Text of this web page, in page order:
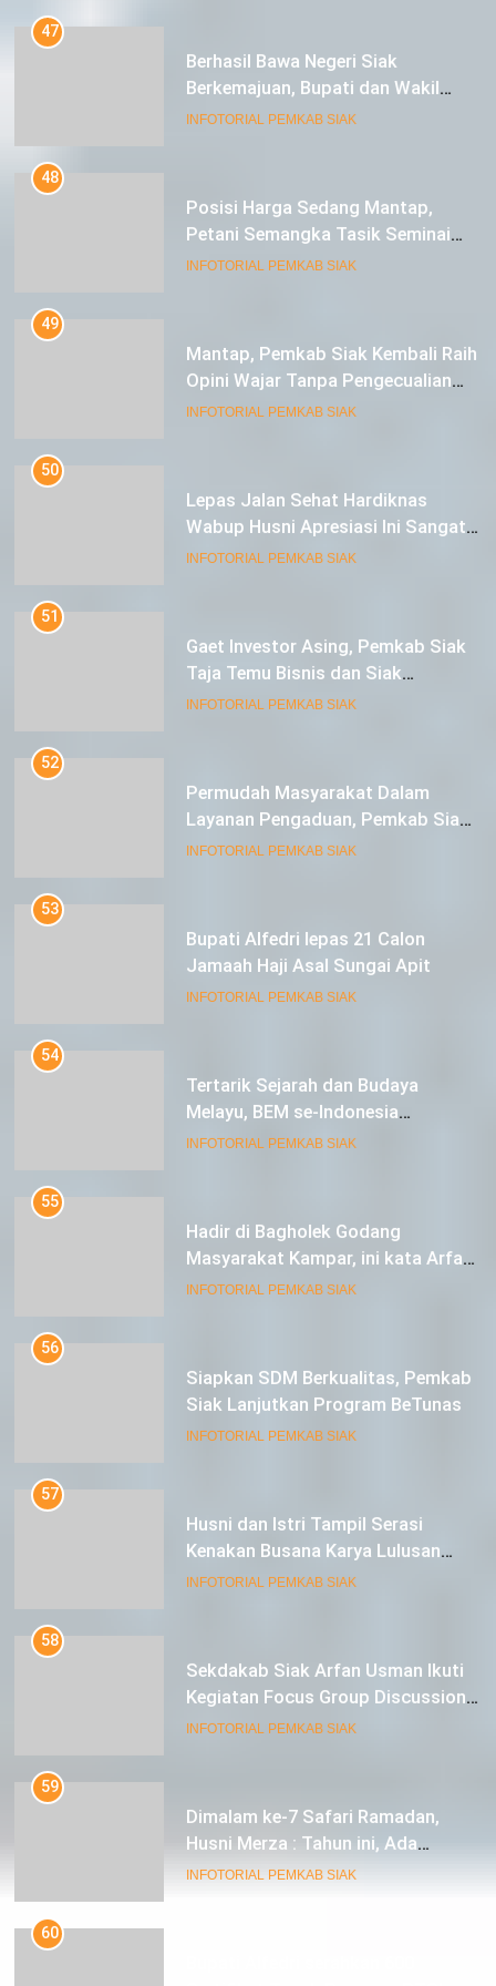
47
Berhasil Bawa Negeri Siak
Berkemajuan, Bupati dan Wakil
Bupati Siak Terima Gelar Adat
48
Posisi Harga Sedang Mantap,
Petani Semangka Tasik Seminai
49
Mantap, Pemkab Siak Kembali Raih
Opini Wajar Tanpa Pengecualian
ke-13 Dari BPK RI.
50
Lepas Jalan Sehat Hardiknas
Wabup Husni Apresiasi Ini Sangat
Luar Biasa
51
Gaet Investor Asing, Pemkab Siak
Taja Temu Bisnis dan Siak
Expoversary 2024
52
Permudah Masyarakat Dalam
Layanan Pengaduan, Pemkab Siak
Luncurkan Aplikasi SIP PUAN
53
Bupati Alfedri lepas 21 Calon
Jamaah Haji Asal Sungai Apit
54
Tertarik Sejarah dan Budaya
Melayu, BEM se-Indonesia
Berkunjung ke Kabupaten Siak
55
Hadir di Bagholek Godang
Masyarakat Kampar, ini kata Arfan
Usman
56
Siapkan SDM Berkualitas, Pemkab
Siak Lanjutkan Program BeTunas
57
Husni dan Istri Tampil Serasi
Kenakan Busana Karya Lulusan
SMK Pariwisata Siak, di Lancang
Kuning Carnival
58
Sekdakab Siak Arfan Usman Ikuti
Kegiatan Focus Group Discussion
Tentang Kebijakan Penganggaran
dan Pengangkatan ASN
59
Dimalam ke-7 Safari Ramadan,
Husni Merza : Tahun ini, Ada
Perbaikan Jalan Lintas Siak ke
Sungai Mandau
60